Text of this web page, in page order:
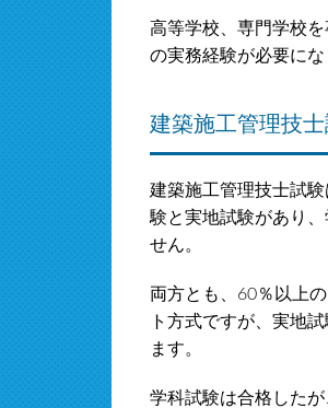
高等学校、専門学校
の実務経験が必要に
建築施工管理技
建築施工管理技士試
験と実地試験があり
せん。
両方とも、60％以上
ト方式ですが、実地
ます。
学科試験は合格した